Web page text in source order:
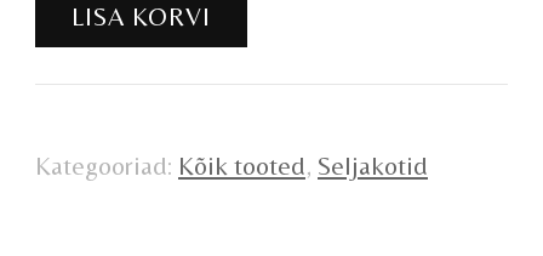
seljakott
LISA KORVI
Kategooriad: Kõik tooted, Seljakotid